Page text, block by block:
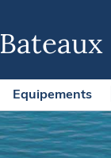
Bateaux
MÉTÉO
LIFESTYLE
Equipements